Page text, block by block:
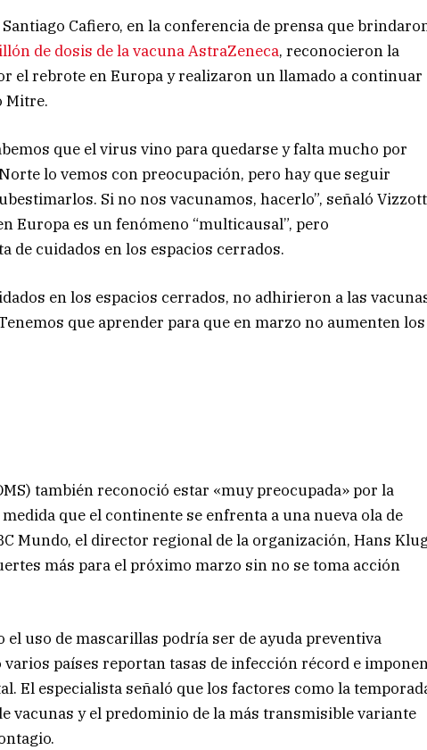
Cafiero, en la conferencia de prensa que
de dosis de la vacuna AstraZeneca, reconocieron la
el rebrote en Europa y realizaron un llamado a continuar
Mitre.
que el virus vino para quedarse y falta mucho por
lo vemos con preocupación, pero hay que seguir
Si no nos vacunamos, hacerlo”, señaló
Europa es un fenómeno “multicausal”, pero
de cuidados en los espacios cerrados.
en los espacios cerrados, no adhirieron a las
que aprender para que en marzo no aumenten los
también reconoció estar «muy preocupada» por la
que el continente se enfrenta a una nueva ola de
Mundo, el director regional de la organización, Hans
más para el próximo marzo sin no se toma acción
uso de mascarillas podría ser de ayuda preventiva
países reportan tasas de infección récord e
El especialista señaló que los factores como la
vacunas y el predominio de la más transmisible variante